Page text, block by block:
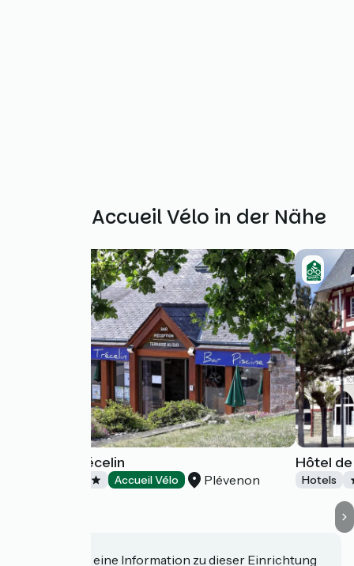
Weitere Accueil Vélo in der Nähe
Hôtel Le Trécelin
Accueil Vélo Plévenon
Hôtel
Hotels
Haben Sie eine Information zu dieser Einrichtung